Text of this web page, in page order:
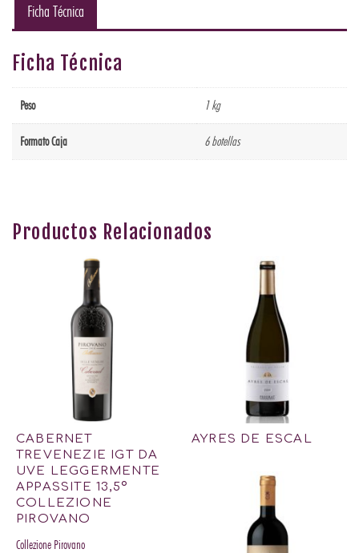
Ficha Técnica
Ficha Técnica
Peso 1 kg
Formato Caja 6 botellas
Productos Relacionados
CABERNET
TREVENEZIE IGT DA
UVE LEGGERMENTE
APPASSITE 13,5º
COLLEZIONE
PIROVANO
Collezione Pirovano
AYRES DE ESCAL